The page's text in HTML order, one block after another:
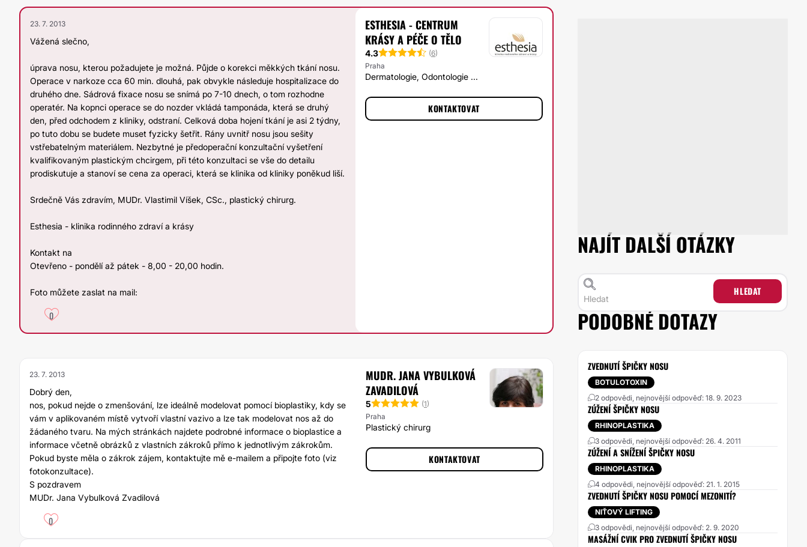
23. 7. 2013
Vážená slečno,
úprava nosu, kterou požadujete je možná. Půjde o korekci měkkých tkání nosu.
Operace v narkoze cca 60 min. dlouhá, pak obvykle následuje hospitalizace do
druhého dne. Sádrová fixace nosu se snímá po 7-10 dnech, o tom rozhodne
operatér. Na kopnci operace se do nozder vkládá tamponáda, která se druhý
den, před odchodem z kliniky, odstraní. Celková doba hojení tkání je asi 2 týdny,
po tuto dobu se budete muset fyzicky šetřit. Rány uvnitř nosu jsou sešity
vstřebatelným materiálem. Nezbytné je předoperační konzultační vyšetření
kvalifikovaným plastickým chcirgem, při této konzultaci se vše do detailu
prodiskutuje a stanoví se cena za operaci, která se klinika od kliniky poněkud liší.
Srdečně Vás zdravím, MUDr. Vlastimil Víšek, CSc., plastický chirurg.
Esthesia - klinika rodinného zdraví a krásy
Kontakt na
Otevřeno - pondělí až pátek - 8,00 - 20,00 hodin.
Foto můžete zaslat na mail:
0
ESTHESIA - CENTRUM
KRÁSY A PÉČE O TĚLO
4.3 (6)
Praha
Dermatologie, Odontologie ...
KONTAKTOVAT
23. 7. 2013
Dobrý den,
nos, pokud nejde o zmenšování, lze ideálně modelovat pomocí bioplastiky, kdy se
vám v aplikovaném místě vytvoří vlastní vazivo a lze tak modelovat nos až do
žádaného tvaru. Na mých stránkách najdete podrobné informace o bioplastice a
informace včetně obrázků z vlastních zákroků přímo k jednotlivým zákrokům.
Pokud byste měla o zákrok zájem, kontaktujte mě e-mailem a připojte foto (viz
fotokonzultace).
S pozdravem
MUDr. Jana Vybulková Zvadilová
0
MUDR. JANA VYBULKOVÁ
ZAVADILOVÁ
5 (1)
Praha
Plastický chirurg
KONTAKTOVAT
NAJÍT DALŠÍ OTÁZKY
HLEDAT
PODOBNÉ DOTAZY
ZVEDNUTÍ ŠPIČKY NOSU
BOTULOTOXIN
2 odpovědi, nejnovější odpověď: 18. 9. 2023
ZÚŽENÍ ŠPIČKY NOSU
RHINOPLASTIKA
3 odpovědi, nejnovější odpověď: 26. 4. 2011
ZÚŽENÍ A SNÍŽENÍ ŠPIČKY NOSU
RHINOPLASTIKA
4 odpovědi, nejnovější odpověď: 21. 1. 2015
ZVEDNUTÍ ŠPIČKY NOSU POMOCÍ MEZONITÍ?
NIŤOVÝ LIFTING
3 odpovědi, nejnovější odpověď: 2. 9. 2020
MASÁŽNÍ CVIK PRO ZVEDNUTÍ ŠPIČKY NOSU